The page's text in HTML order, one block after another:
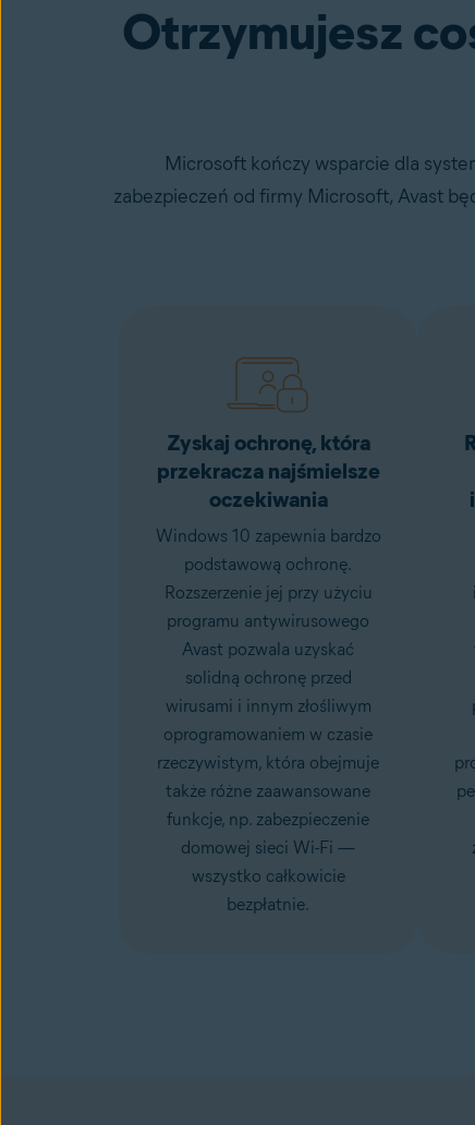
Otrzymujesz
Microsoft kończy wsparcie dla
zabezpieczeń od firmy Microsoft, Avast
Zyskaj ochronę, która
przekracza najśmielsze
oczekiwania
Windows 10 zapewnia bardzo
podstawową ochronę.
Rozszerzenie jej przy użyciu
programu antywirusowego
Avast pozwala uzyskać
solidną ochronę przed
wirusami i innym złośliwym
oprogramowaniem w czasie
rzeczywistym, która obejmuje
także różne zaawansowane
funkcje, np. zabezpieczenie
domowej sieci Wi-Fi —
wszystko całkowicie
bezpłatnie.